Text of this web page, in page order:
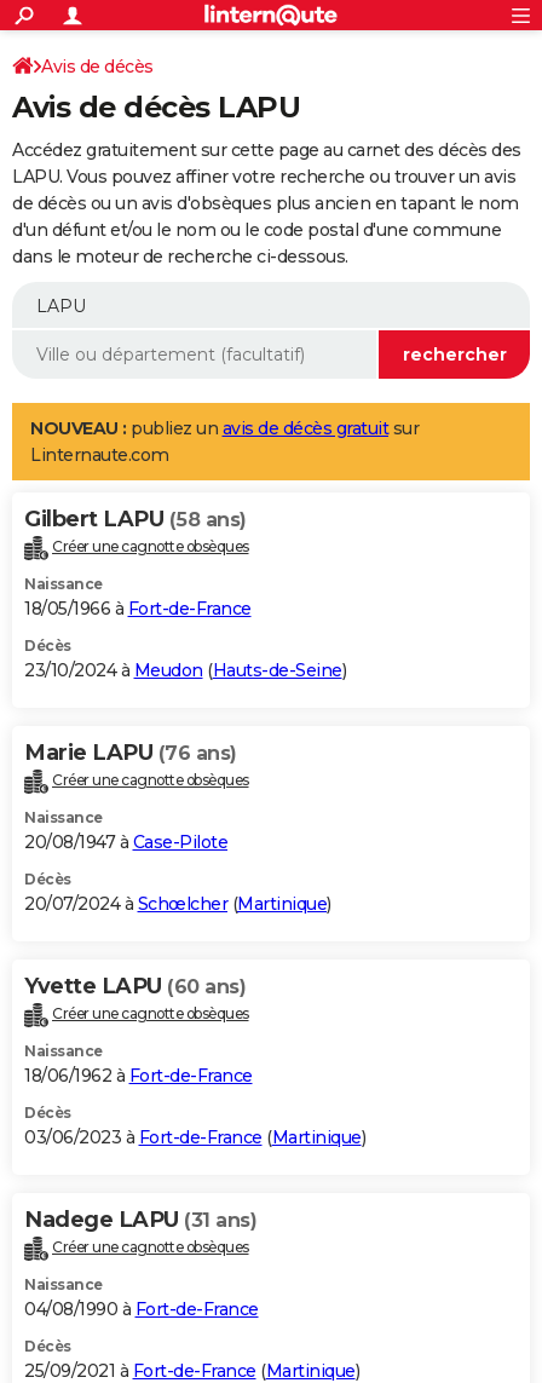
ACTUALITÉS
Politique
Société
Faits Divers
Education
Monde
Villes
+
SPORT
Coupe du monde 2026
Football
Tennis
Cyclisme
Rugby
Forum
Programme TV
TNTStreaming
Cinéma
Sorties cinéma
Musique
+
FINANCE
Retraite
Impôts
Epargne
Immobilier
Risques naturels par ville
Banque
Assurance
Crédit
AUTO
Essais
Réserver un essai
Citadines
Berlines
SUV
Forum auto
+
Mobiles
Meilleur smartphone
Internet
Ordinateurs
Jeux vidéo
Guide high-tech
Aménagement intérieur
LIFESTYLE
Art de vivre
Bien-être
Loisirs
Mode
Modes de vie
Alimentation
Guide de la santé
Maladies
Médicaments
Sommeil
VOYAGE
Destinations
City break
Voyage nature
Voyage de noces
Forum
Climat
+PHOTO
GUIDES D'ACHAT
BONS PLANS
Carte de Noël
Carte Bonne année
Carte Saint-Valentin
Carte Pâques
Carte d'anniversaire
DICTIONNAIRE
Dictionnaire
Biographies
Citations
Expressions
Proverbes
PROGRAMME TV
S'inscrire
Se connecter
Lycées
Collèges
Primaires
Universités
Entreprises
Service militaire
Avis de recherche
AVIS DE DÉCÈS
Bricolage
Lifestyle
Culture
Sport
Auto
Television
Voyage
Cinema
Avis de décès
Avis de décès LAPU
Accédez gratuitement sur cette page au carnet des décès des
LAPU. Vous pouvez affiner votre recherche ou trouver un avis
de décès ou un avis d'obsèques plus ancien en tapant le nom
d'un défunt et/ou le nom ou le code postal d'une commune
dans le moteur de recherche ci-dessous.
NOUVEAU : publiez un avis de décès gratuitsur
Linternaute.com
Gilbert LAPU (58 ans)
Créer une cagnotte obsèques
Naissance
18/05/1966 à Fort-de-France
Décès
23/10/2024 à Meudon (Hauts-de-Seine)
Marie LAPU (76 ans)
Créer une cagnotte obsèques
Naissance
20/08/1947 à Case-Pilote
Décès
20/07/2024 à Schœlcher(Martinique)
Yvette LAPU (60 ans)
Créer une cagnotte obsèques
Naissance
18/06/1962 à Fort-de-France
Décès
03/06/2023 à Fort-de-France (Martinique)
Nadege LAPU (31 ans)
Créer une cagnotte obsèques
Naissance
04/08/1990 à Fort-de-France
Décès
25/09/2021 à Fort-de-France (Martinique)